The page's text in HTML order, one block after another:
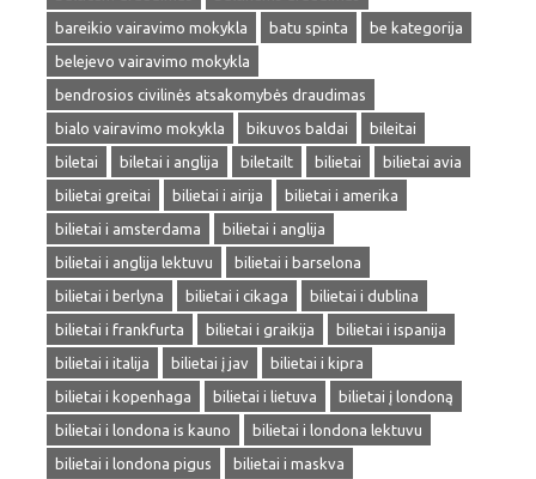
bareikio vairavimo mokykla
batu spinta
be kategorija
belejevo vairavimo mokykla
bendrosios civilinės atsakomybės draudimas
bialo vairavimo mokykla
bikuvos baldai
bileitai
biletai
biletai i anglija biletailt bilietai
bilietai avia
bilietai greitai
bilietai i airija
bilietai i amerika
bilietai i amsterdama
bilietai i anglija
bilietai i anglija lektuvu
bilietai i barselona
bilietai i berlyna
bilietai i cikaga
bilietai i dublina
bilietai i frankfurta
bilietai i graikija
bilietai i ispanija
bilietai i italija
bilietai į jav
bilietai i kipra
bilietai i kopenhaga
bilietai i lietuva
bilietai į londoną
bilietai i londona is kauno
bilietai i londona lektuvu
bilietai i londona pigus
bilietai i maskva